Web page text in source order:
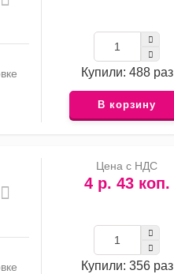
Купили: 488 раз
В корзину
Цена с НДС
4 р. 43 коп.
Купили: 356 раз